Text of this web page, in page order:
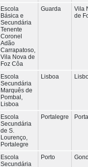
Escola
Básica e
Secundária
Tenente
Coronel
Adão
Carrapatoso,
Vila Nova de
Foz Côa
Guarda
Vila
de
Escola
Secundária
Marquês de
Pombal,
Lisboa
Lisboa
Escola
Secundária
de S.
Lourenço,
Portalegre
Portalegre
Escola
Secundária
Porto